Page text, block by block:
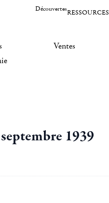
DécouvertesRESSOURCES
Ventes
1939